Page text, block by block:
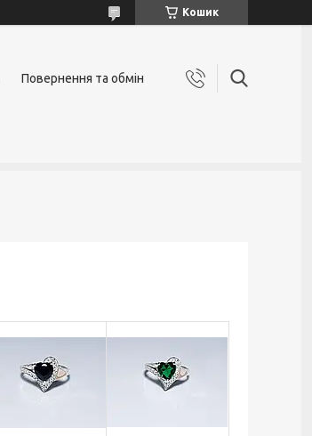
Кошик
Повернення та обмін